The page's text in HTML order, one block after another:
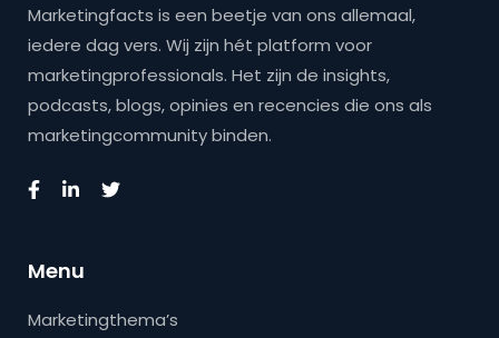
Marketingfacts is een beetje van ons allemaal,
iedere dag vers. Wij zijn hét platform voor
marketingprofessionals. Het zijn de insights,
podcasts, blogs, opinies en recencies die ons als
marketingcommunity binden.
Menu
Marketingthema’s